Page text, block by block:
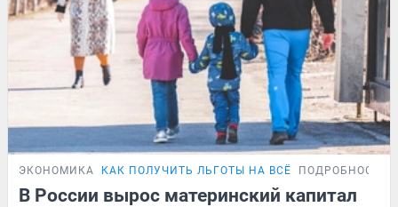
ЭКОНОМИКА КАК ПОЛУЧИТЬ ЛЬГОТЫ НА ВСЁ ПОДРОБНОСТИ
В России вырос материнский капитал